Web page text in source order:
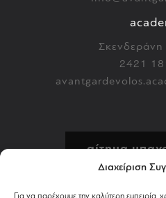
Διαχείριση
Για να παρέχουμε την καλύτερη εμπειρία,
2421
αίτημα